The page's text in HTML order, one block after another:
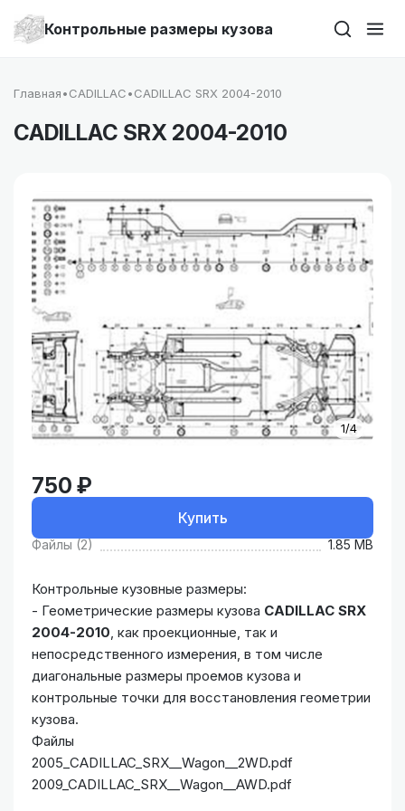
Контрольные размеры кузова
Главная•CADILLAC•CADILLAC SRX 2004-2010
CADILLAC SRX 2004-2010
1/4
750 ₽
Купить
Файлы (2) 1.85 MB
Контрольные кузовные размеры:
- Геометрические размеры кузова CADILLAC SRX
2004-2010 , как проекционные, так и
непосредственного измерения, в том числе
диагональные размеры проемов кузова и
контрольные точки для восстановления геометрии
кузова.
Файлы
2005_CADILLAC_SRX__Wagon__2WD.pdf
2009_CADILLAC_SRX__Wagon__AWD.pdf